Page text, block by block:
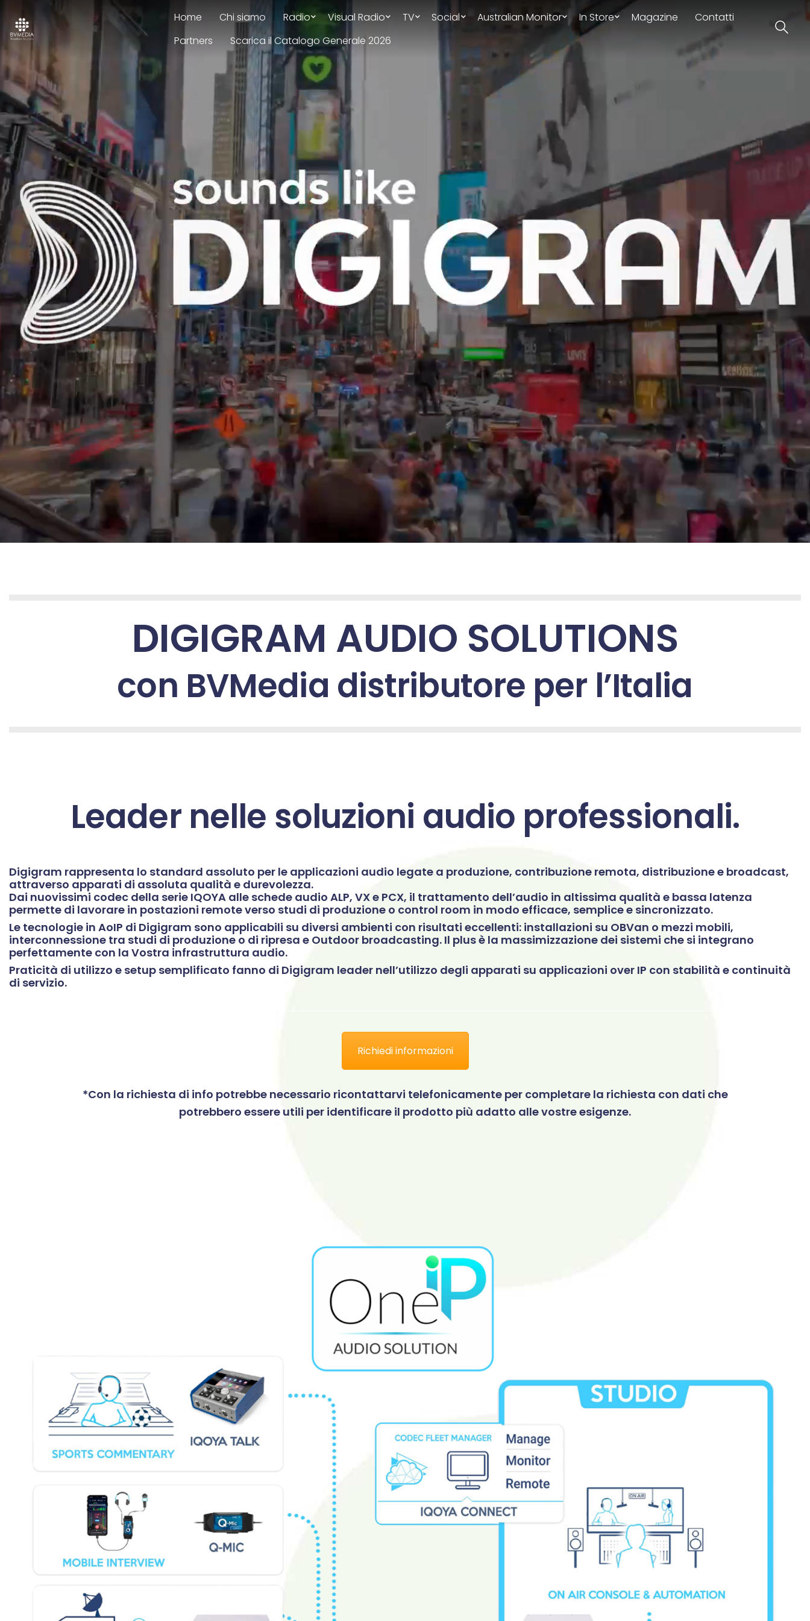
Home Chi siamo Radio Visual Radio TV Social Australian Monitor In Store Magazine
Contatti
Partners
Scarica il Catalogo Generale 2026
DIGIGRAM AUDIO SOLUTIONS
con BVMedia distributore per l’Italia
Leader nelle soluzioni audio professionali.
Digigram rappresenta lo standard assoluto per le applicazioni audio legate a produzione, contribuzione remota, distribuzione e broadcast,
attraverso apparati di assoluta qualità e durevolezza.
Dai nuovissimi codec della serie IQOYA alle schede audio ALP, VX e PCX, il trattamento dell’audio in altissima qualità e bassa latenza
permette di lavorare in postazioni remote verso studi di produzione o control room in modo efficace, semplice e sincronizzato.
Le tecnologie in AoIP di Digigram sono applicabili su diversi ambienti con risultati eccellenti: installazioni su OBVan o mezzi mobili,
interconnessione tra studi di produzione o di ripresa e Outdoor broadcasting. Il plus è la massimizzazione dei sistemi che si integrano
perfettamente con la Vostra infrastruttura audio.
Praticità di utilizzo e setup semplificato fanno di Digigram leader nell’utilizzo degli apparati su applicazioni over IP con stabilità e continuità
di servizio.
Richiedi informazioni
*Con la richiesta di info potrebbe necessario ricontattarvi telefonicamente per completare la richiesta con dati che
potrebbero essere utili per identificare il prodotto più adatto alle vostre esigenze.